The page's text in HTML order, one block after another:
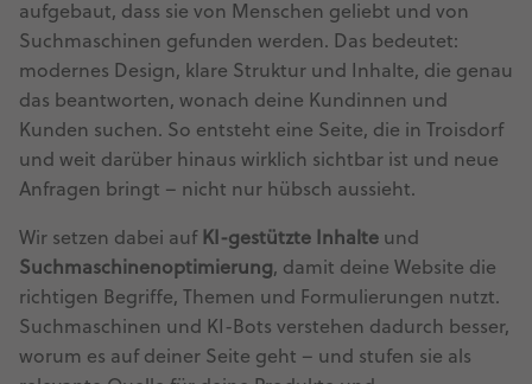
aufgebaut, dass sie von Menschen geliebt und von
Suchmaschinen gefunden werden. Das bedeutet:
modernes Design, klare Struktur und Inhalte, die genau
das beantworten, wonach deine Kundinnen und
Kunden suchen. So entsteht eine Seite, die in Troisdorf
und weit darüber hinaus wirklich sichtbar ist und neue
Anfragen bringt – nicht nur hübsch aussieht.
Wir setzen dabei auf KI-gestützte Inhalte und
Suchmaschinenoptimierung, damit deine Website die
richtigen Begriffe, Themen und Formulierungen nutzt.
Suchmaschinen und KI-Bots verstehen dadurch besser,
worum es auf deiner Seite geht – und stufen sie als